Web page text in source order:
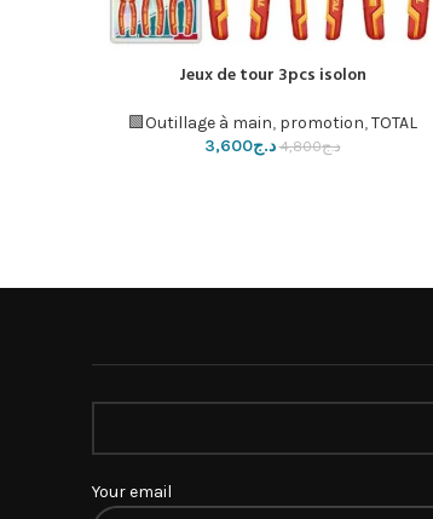
إضافة إلى السلةJeux de tour 3pcs isolon
Outillage à main, promotion,TOTAL🟩
د.ج4,800 د.ج3,600
Your email